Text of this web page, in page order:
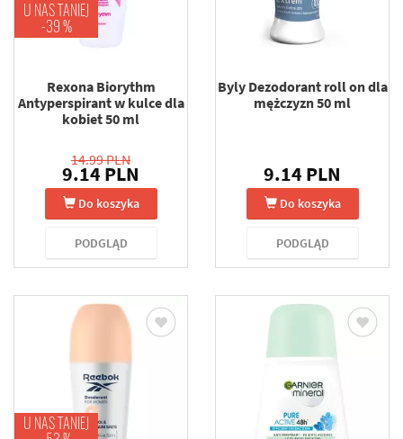
U NAS TANIEJ
-39 %
Rexona Biorythm
Antyperspirant w kulce dla
kobiet 50 ml
14.99 PLN
9.14 PLN
Do koszyka
PODGLĄD
Byly Dezodorant roll on dla
mężczyzn 50 ml
9.14 PLN
Do koszyka
PODGLĄD
U NAS TANIEJ